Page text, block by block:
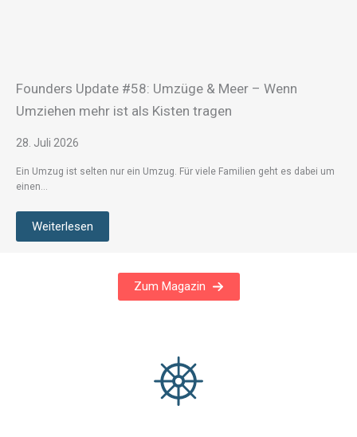
Founders Update #58: Umzüge & Meer – Wenn
Umziehen mehr ist als Kisten tragen
28. Juli 2026
Ein Umzug ist selten nur ein Umzug. Für viele Familien geht es dabei um
einen…
Weiterlesen
Zum Magazin